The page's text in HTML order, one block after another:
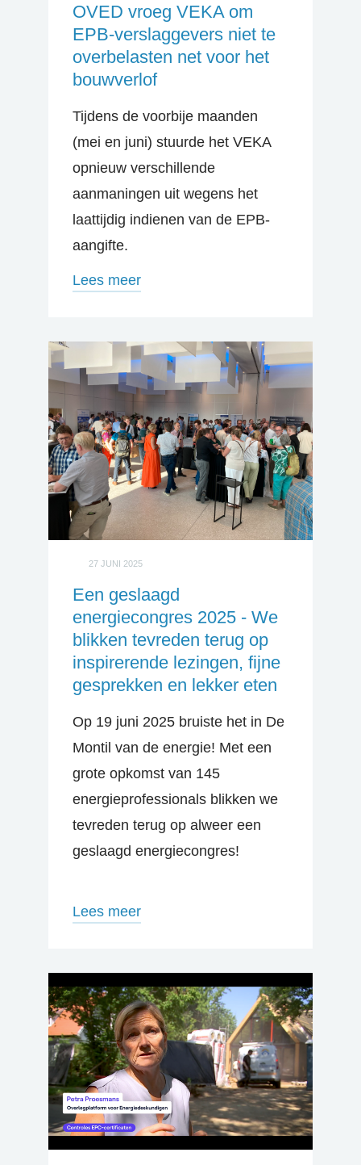
OVED vroeg VEKA om
EPB-verslaggevers niet te
overbelasten net voor het
bouwverlof
Tijdens de voorbije maanden
(mei en juni) stuurde het VEKA
opnieuw verschillende
aanmaningen uit wegens het
laattijdig indienen van de EPB-
aangifte.
Lees meer
27 JUNI 2025
Een geslaagd
energiecongres 2025 - We
blikken tevreden terug op
inspirerende lezingen, fijne
gesprekken en lekker eten
Op 19 juni 2025 bruiste het in De
Montil van de energie! Met een
grote opkomst van 145
energieprofessionals blikken we
tevreden terug op alweer een
geslaagd energiecongres!
Lees meer